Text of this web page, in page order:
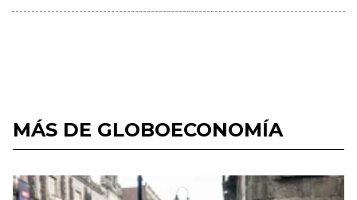
MÁS DE GLOBOECONOMÍA